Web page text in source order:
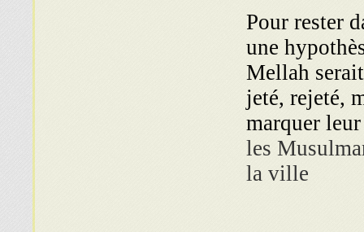
Pour rester
une
Mellah
jeté, rejeté,
marquer
les
la ville